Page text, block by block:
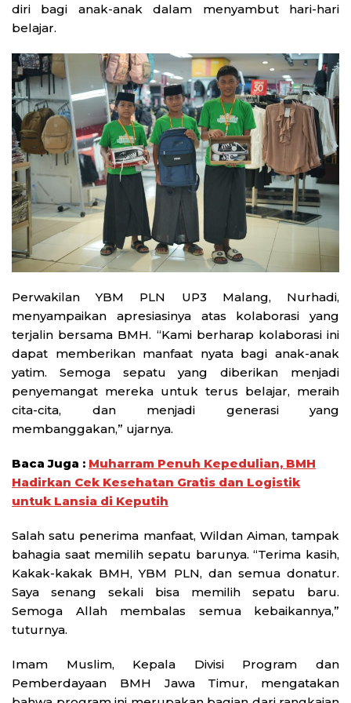
diri bagi anak-anak dalam menyambut hari-hari
belajar.
Perwakilan YBM PLN UP3 Malang, Nurhadi,
menyampaikan apresiasinya atas kolaborasi yang
terjalin bersama BMH. “Kami berharap kolaborasi ini
dapat memberikan manfaat nyata bagi anak-anak
yatim. Semoga sepatu yang diberikan menjadi
penyemangat mereka untuk terus belajar, meraih
cita-cita, dan menjadi generasi yang
membanggakan,” ujarnya.
Baca Juga : Muharram Penuh Kepedulian, BMH
Hadirkan Cek Kesehatan Gratis dan Logistik
untuk Lansia di Keputih
Salah satu penerima manfaat, Wildan Aiman, tampak
bahagia saat memilih sepatu barunya. “Terima kasih,
Kakak-kakak BMH, YBM PLN, dan semua donatur.
Saya senang sekali bisa memilih sepatu baru.
Semoga Allah membalas semua kebaikannya,”
tuturnya.
Imam Muslim, Kepala Divisi Program dan
Pemberdayaan BMH Jawa Timur, mengatakan